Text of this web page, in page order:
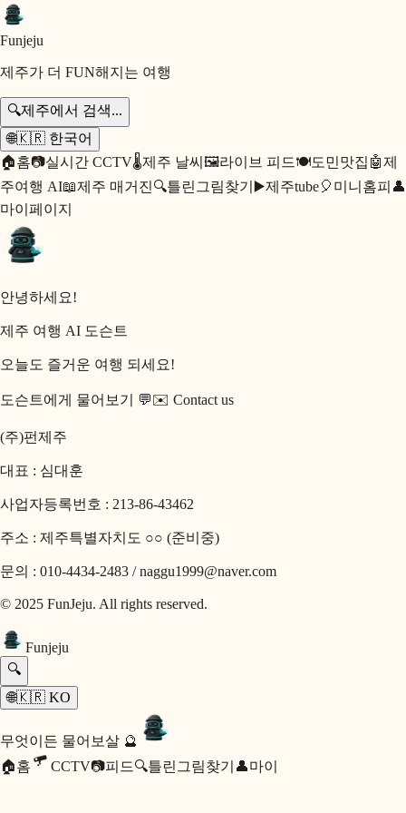
Funjeju
제주가 더 FUN해지는 여행
🔍제주에서 검색...
🌐🇰🇷 한국어
🏠홈📷실시간 CCTV🌡️제주 날씨 🖼️라이브 피드🍽️도민맛집 🤖제
주여행 AI📖제주 매거진🔍틀린그림찾기 ▶️제주tube🎈 미니홈피 👤
마이페이지
안녕하세요!
제주 여행 AI 도슨트
오늘도 즐거운 여행 되세요!
도슨트에게 물어보기 💬✉️ Contact us
(주)펀제주
대표 : 심대훈
사업자등록번호 : 213-86-43462
주소 : 제주특별자치도 ○○ (준비중)
문의 : 010-4434-2483 / naggu1999@naver.com
© 2025 FunJeju. All rights reserved.
Funjeju
🔍
🌐🇰🇷 KO
무엇이든 물어보살 🔮
🏠홈 CCTV📷피드🔍틀린그림찾기 👤마이